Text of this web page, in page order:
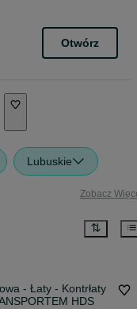
Otwórz
Lubuskie
Zobacz
- Łaty - Kontrłaty
HDS